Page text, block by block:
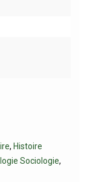
, Histoire
Sociologie,